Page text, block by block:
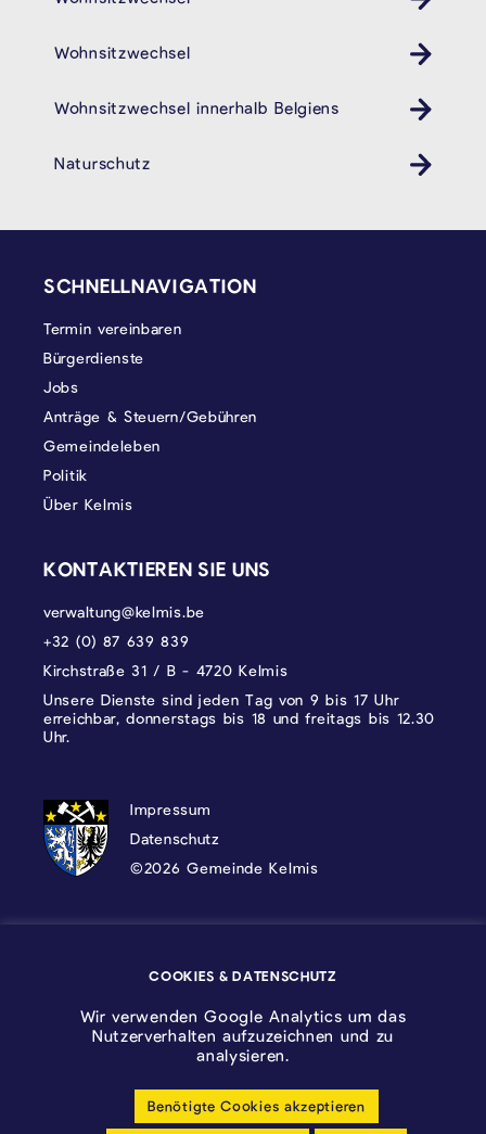
Wohnsitzwechsel
Wohnsitzwechsel innerhalb Belgiens
Naturschutz
SCHNELLNAVIGATION
Termin vereinbaren
Bürgerdienste
Jobs
Anträge & Steuern/Gebühren
Gemeindeleben
Politik
Über Kelmis
KONTAKTIEREN SIE UNS
verwaltung@kelmis.be
+32 (0) 87 639 839
Kirchstraße 31 / B - 4720 Kelmis
Unsere Dienste sind jeden Tag von 9 bis 17 Uhr
erreichbar, donnerstags bis 18 und freitags bis 12.30
Uhr.
DATENSCHUTZ, IMPRESSUM UND
Impressum
Datenschutz
©2026 Gemeinde Kelmis
Cookie-Einstellungen anpassen
COOKIES & DATENSCHUTZ
Wir verwenden Google Analytics um das
Nutzerverhalten aufzuzeichnen und zu
analysieren.
Benötigte Cookies akzeptieren